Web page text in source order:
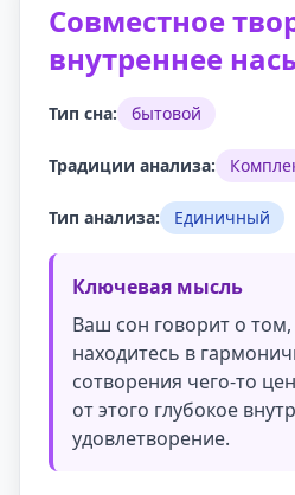
Совместное
внутреннее
Тип сна: бытовой
Традиции анализа:
Тип анализа: Единичный
Ключевая мысль
Ваш сон говорит о
находитесь в
сотворения чего-то
от этого глубокое
удовлетворение.